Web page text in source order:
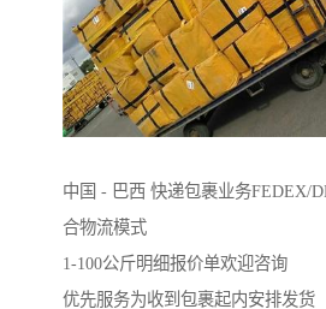
中国 - 巴西 快递包裹业务FEDEX/
合物流模式
1-100公斤明细报价单欢迎咨询
优先服务为收到包裹起内安排发货